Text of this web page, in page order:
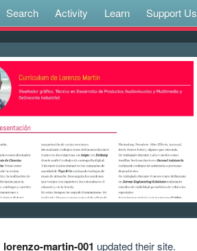
Search Activity Learn Support Us
lorenzo-martin-001 updated their site.